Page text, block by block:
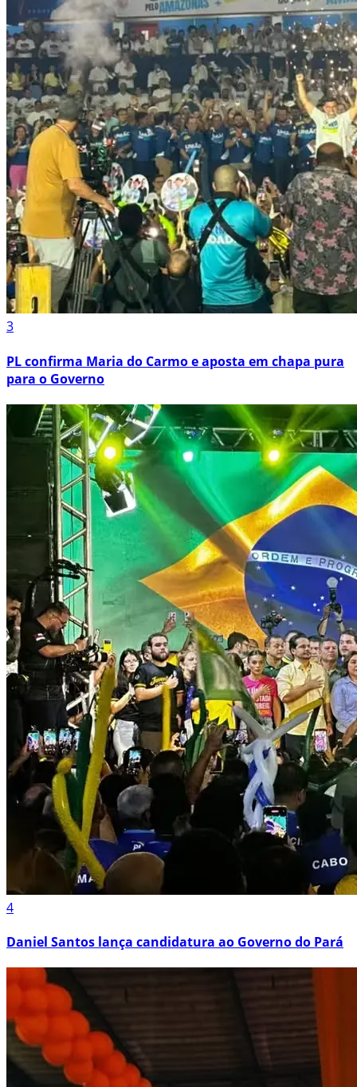
3
PL confirma Maria do Carmo e aposta em chapa pura
para o Governo
4
Daniel Santos lança candidatura ao Governo do Pará